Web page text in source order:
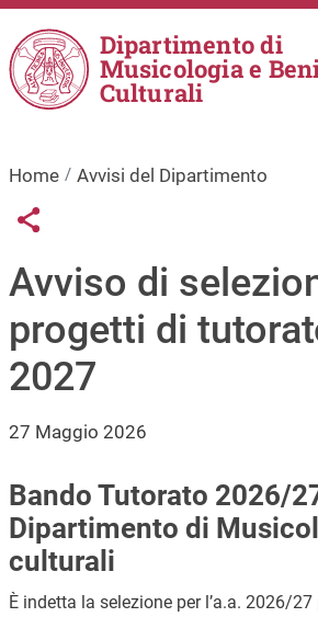
Salta al contenuto principale
Dipartimento di
Musicologia e
Culturali
Home Avvisi del Dipartimento
Links
Share button
Avviso di
progetti di
2027
27 Maggio 2026
Bando Tutorato 2026/
Dipartimento di
culturali
È indetta la selezione per l’a.a. 2026/